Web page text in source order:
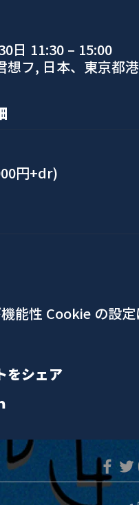
日 11:30 – 15:00
想フ, 日本、東京都
円+dr)
能性 Cookie の設
をシェア